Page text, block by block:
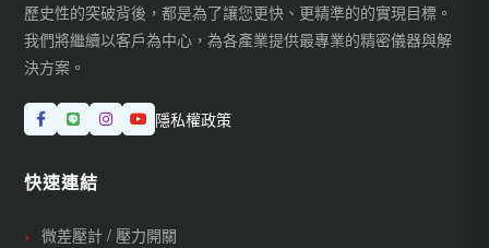
歷史性的突破背後，都是為了讓您更快、更精準的的實現目標。
我們將繼續以客戶為中心，為各產業提供最專業的精密儀器與解
決方案。
隱私權政策
快速連結
微差壓計 / 壓力開關